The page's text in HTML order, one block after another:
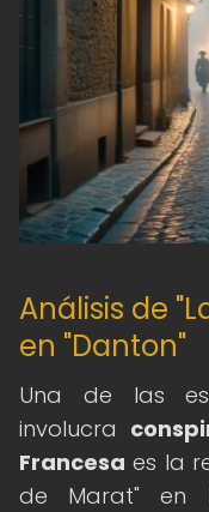
Análisis de
en "Danton"
Una de las
involucra
Francesa es la
de Marat" en